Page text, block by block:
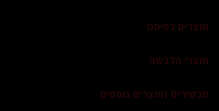
מוצרים לפיסט
מוצרי הלבשה
תכשירים ומוצרים נוספים